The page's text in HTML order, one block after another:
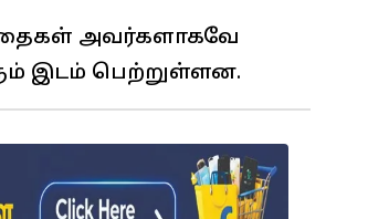
அவர்களாகவே
இடம் பெற்றுள்ளன.